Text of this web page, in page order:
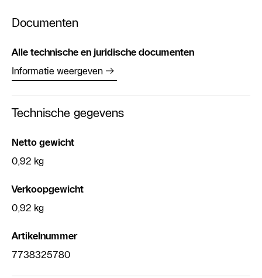
Documenten
Alle technische en juridische documenten
Informatie weergeven
Technische gegevens
Netto gewicht
0,92 kg
Verkoopgewicht
0,92 kg
Artikelnummer
7738325780